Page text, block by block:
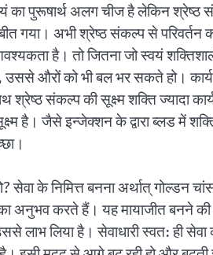
पुरूषार्थ अलग चीज है लेकिन
गया। अभी श्रेष्ठ संकल्प से
है। तो जितना जो स्वयं
औरों को भी बल भर सकते हो।
संकल्प की सूक्ष्म शक्ति ज्यादा
है। जैसे इन्जेक्शन के द्वारा ब्लड में
सेवा के निमित्त बनना अर्थात्
अनुभव करते हैं। यह मायाजीत बनने
लाभ लिया है। सेवाधारी स्वत: ही